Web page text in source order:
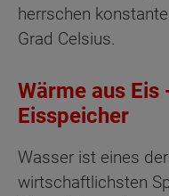
herrschen
Grad Celsius.
Wärme aus
Eisspeicher
Wasser ist eines
wirtschaftlichsten